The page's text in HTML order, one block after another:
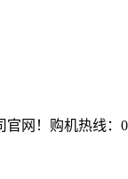
网！购机热线：